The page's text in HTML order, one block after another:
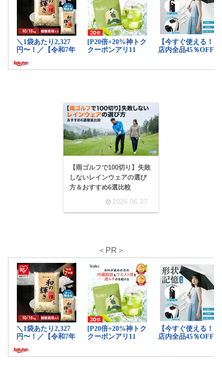
【雨ゴルフで100切り】失敗
しないレインウェアの選び
方＆おすすめ6選比較
2026.06.27
＜PR＞